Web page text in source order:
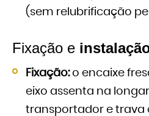
(sem relubrificação
Fixação e
Fixação:o encaixe
eixo assenta na
transportador e trava